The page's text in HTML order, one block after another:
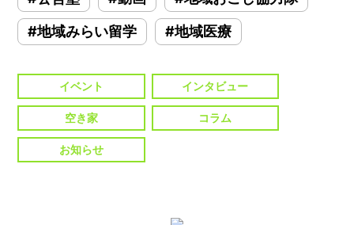
#地域みらい留学
#地域医療
イベント インタビュー
空き家 コラム
お知らせ